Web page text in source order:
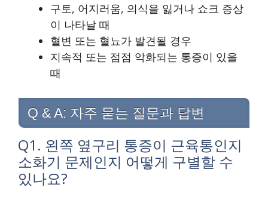
구토, 어지러움, 의식을 잃거나 쇼크 증상
이 나타날 때
혈변 또는 혈뇨가 발견될 경우
지속적 또는 점점 악화되는 통증이 있을
때
Q & A: 자주 묻는 질문과 답변
Q1. 왼쪽 옆구리 통증이 근육통인지
소화기 문제인지 어떻게 구별할 수
있나요?